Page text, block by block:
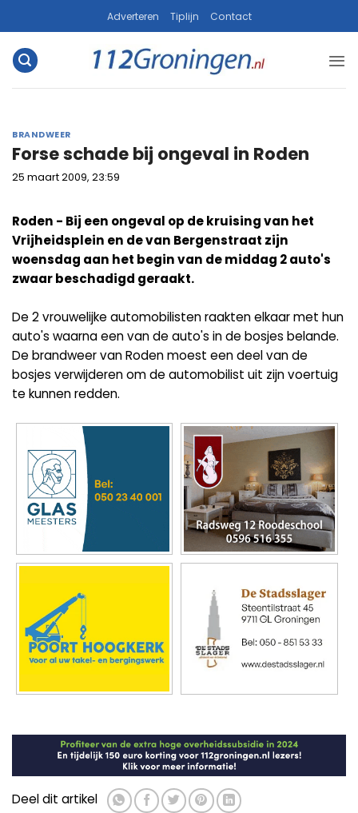
naar
inhoud
Adverteren Tiplijn Contact
BRANDWEER
Forse schade bij ongeval in Roden
25 maart 2009, 23:59
Roden - Bij een ongeval op de kruising van het
Vrijheidsplein en de van Bergenstraat zijn
woensdag aan het begin van de middag 2 auto's
zwaar beschadigd geraakt.
De 2 vrouwelijke automobilisten raakten elkaar met hun
auto's waarna een van de auto's in de bosjes belande.
De brandweer van Roden moest een deel van de
bosjes verwijderen om de automobilist uit zijn voertuig
te kunnen redden.
Deel dit artikel